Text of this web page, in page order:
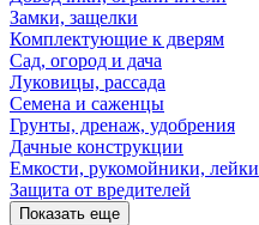
Замки, защелки
Комплектующие к дверям
Сад, огород и дача
Луковицы, рассада
Семена и саженцы
Грунты, дренаж, удобрения
Дачные конструкции
Емкости, рукомойники, лейки
Защита от вредителей
Показать еще